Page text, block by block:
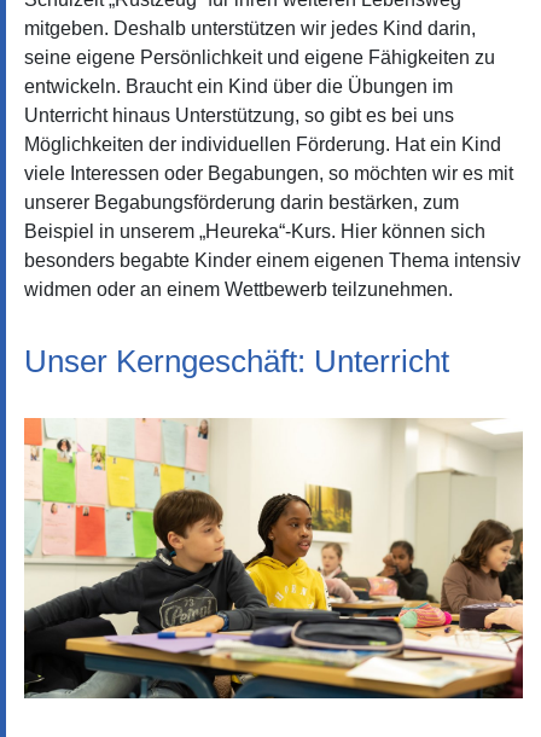
mitgeben. Deshalb unterstützen wir jedes Kind darin,
seine eigene Persönlichkeit und eigene Fähigkeiten zu
entwickeln. Braucht ein Kind über die Übungen im
Unterricht hinaus Unterstützung, so gibt es bei uns
Möglichkeiten der individuellen Förderung. Hat ein Kind
viele Interessen oder Begabungen, so möchten wir es mit
unserer Begabungsförderung darin bestärken, zum
Beispiel in unserem „Heureka“-Kurs. Hier können sich
besonders begabte Kinder einem eigenen Thema intensiv
widmen oder an einem Wettbewerb teilzunehmen.
Unser Kerngeschäft: Unterricht